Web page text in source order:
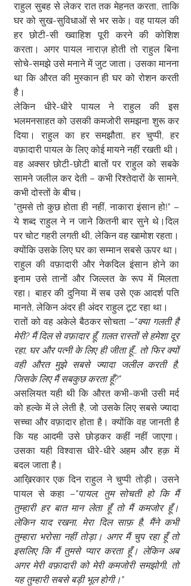
राहुल सुबह से लेकर रात तक मेहनत करता, ताकि
घर को सुख-सुविधाओं से भर सके। वह पायल की
हर छोटी-सी ख्वाहिश पूरी करने की कोशिश
करता। अगर पायल नाराज़ होती तो राहुल बिना
सोचे-समझे उसे मनाने में जुट जाता। उसका मानना
था कि औरत की मुस्कान ही घर को रोशन करती
है।
लेकिन धीरे-धीरे पायल ने राहुल की इस
भलमनसाहत को उसकी कमजोरी समझना शुरू कर
दिया। राहुल का हर समझौता, हर चुप्पी, हर
वफ़ादारी पायल के लिए कोई मायने नहीं रखती थी।
वह अक्सर छोटी-छोटी बातों पर राहुल को सबके
सामने जलील कर देती – कभी रिश्तेदारों के सामने,
कभी दोस्तों के बीच।
"तुमसे तो कुछ होता ही नहीं, नाकारा इंसान हो!" –
ये शब्द राहुल ने न जाने कितनी बार सुने थे।दिल
पर चोट गहरी लगती थी, लेकिन वह खामोश रहता।
क्योंकि उसके लिए घर का सम्मान सबसे ऊपर था।
राहुल की वफ़ादारी और नेकदिल इंसान होने का
इनाम उसे तानों और जिल्लत के रूप में मिलता
रहा। बाहर की दुनिया में सब उसे एक आदर्श पति
मानते, लेकिन अंदर ही अंदर राहुल टूट रहा था।
रातों को वह अकेले बैठकर सोचता –"क्या गलती है
मेरी? मैं दिल से वफ़ादार हूँ, ग़लत रास्तों से हमेशा दूर
रहा, घर और पत्नी के लिए ही जीता हूँ… तो फिर क्यों
वही औरत मुझे सबसे ज्यादा जलील करती है,
जिसके लिए मैं सबकुछ करता हूँ?"
असलियत यही थी कि औरत कभी-कभी उसी मर्द
को हल्के में ले लेती है, जो उसके लिए सबसे ज्यादा
सच्चा और वफ़ादार होता है। क्योंकि वह जानती है
कि यह आदमी उसे छोड़कर कहीं नहीं जाएगा।
उसका यही विश्वास धीरे-धीरे अहम और हक़ में
बदल जाता है।
आख़िरकार एक दिन राहुल ने चुप्पी तोड़ी। उसने
पायल से कहा –"पायल, तुम सोचती हो कि मैं
तुम्हारी हर बात मान लेता हूँ तो मैं कमजोर हूँ।
लेकिन याद रखना, मेरा दिल साफ़ है, मैंने कभी
तुम्हारा भरोसा नहीं तोड़ा। अगर मैं चुप रहा हूँ तो
इसलिए कि मैं तुमसे प्यार करता हूँ। लेकिन अब
अगर मेरी वफ़ादारी को मेरी कमजोरी समझोगी, तो
यह तुम्हारी सबसे बड़ी भूल होगी।"